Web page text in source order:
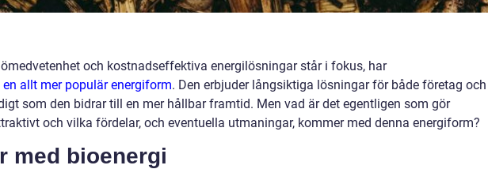
och kostnadseffektiva energilösningar står i fokus, har
allt mer populär energiform. Den erbjuder långsiktiga lösningar för både företag och
som den bidrar till en mer hållbar framtid. Men vad är det egentligen som gör
och vilka fördelar, och eventuella utmaningar, kommer med denna energiform?
med bioenergi